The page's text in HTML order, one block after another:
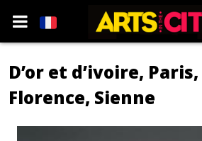
D’or et d’ivoire,
Florence, Sienne